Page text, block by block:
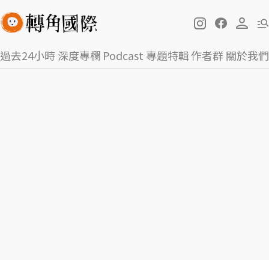
過去24小時深度專欄 Podcast 專題特輯作者群關於我們